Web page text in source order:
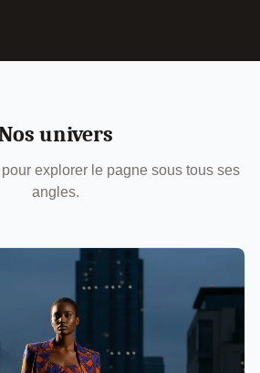
univers
explorer le pagne sous tous ses
angles.